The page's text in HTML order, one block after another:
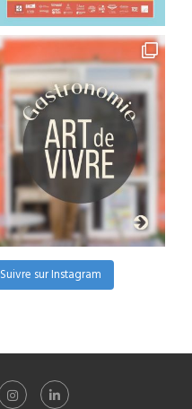
Suivre sur Instagram